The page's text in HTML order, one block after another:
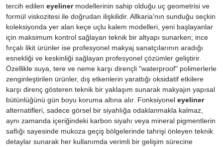
tercih edilen eyelinermodellerinin sahip olduğu uç geometrisi ve
formül viskozitesi ile doğrudan ilişkilidir. Allkaria'nın sunduğu seçkin
koleksiyonda yer alan keçe uçlu kalem modelleri, yeni başlayanlar
için maksimum kontrol sağlayan teknik bir altyapı sunarken; ince
fırçalı likit ürünler ise profesyonel makyaj sanatçılarının aradığı
esnekliği ve keskinliği sağlayan profesyonel çözümler geliştirir.
Özellikle suya, tere ve neme karşı dirençli "waterproof" polimerlerle
zenginleştirilen ürünler, dış etkenlerin yarattığı oksidatif etkilere
karşı direnç gösteren teknik bir yaklaşım sunarak makyajın yapısal
bütünlüğünü gün boyu koruma altına alır. Fonksiyonel eyeliner
alternatifleri, sadece görsel bir siyahlığa odaklanmakla kalmaz,
aynı zamanda içeriğindeki karbon siyahı veya mineral pigmentlerin
saflığı sayesinde mukoza geçiş bölgelerinde tahrişi önleyen teknik
detaylar sunarak her kullanımda verimli bir gelişim sürecine